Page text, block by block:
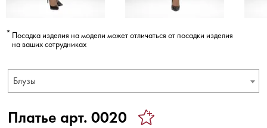
Посадка изделия на модели может отличаться от посадки изделия
на ваших сотрудниках
Блузы
Платье арт. 0020